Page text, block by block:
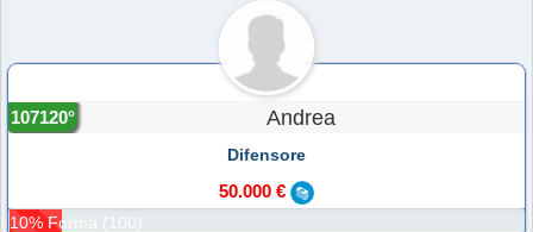
Andrea
107120°
Difensore
50.000 €
10% Forma (100)